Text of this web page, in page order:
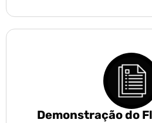
Demonstração do